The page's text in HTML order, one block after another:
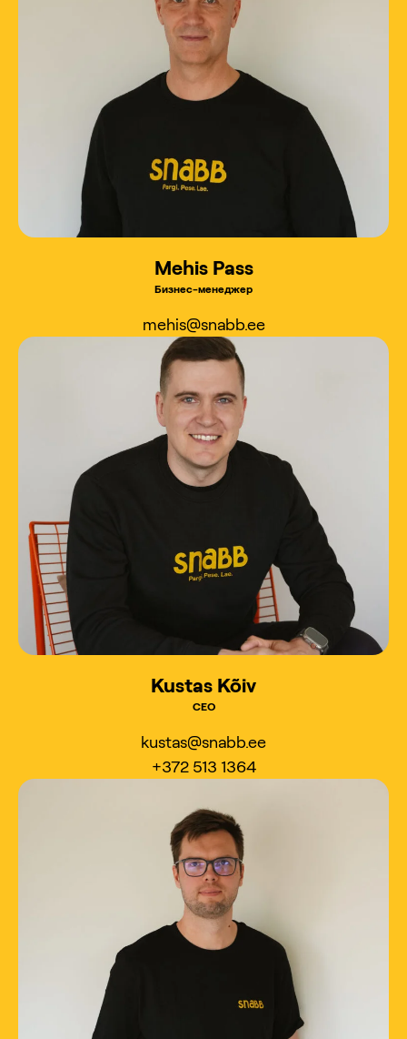
Mehis Pass
Бизнес-менеджер
mehis@snabb.ee
Kustas Kõiv
CEO
kustas@snabb.ee
+372 513 1364